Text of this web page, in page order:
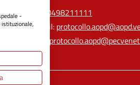
0498211111
Email:
-
istituzionale,